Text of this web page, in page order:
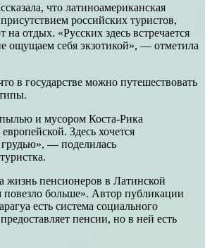
что латиноамериканская
российских туристов,
отдых. «Русских здесь встречается
ощущаем себя экзотикой», — отметила
в государстве можно путешествовать
и мусором Коста-Рика
Здесь хочется
— поделилась
жизнь пенсионеров в Латинской
больше». Автор публикации
есть система социального
пенсии, но в ней есть